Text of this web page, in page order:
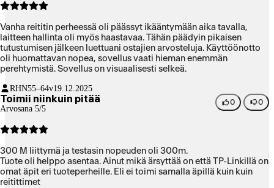
Vanha reititin perheessä oli päässyt ikääntymään aika tavalla,
laitteen hallinta oli myös haastavaa. Tähän päädyin pikaisen
tutustumisen jälkeen luettuani ostajien arvosteluja. Käyttöönotto
oli huomattavan nopea, sovellus vaati hieman enemmän
perehtymistä. Sovellus on visuaalisesti selkeä.
RHN55–64v19.12.2025
Toimii niinkuin pitää
Arvosana 5/5
0 0
300 M liittymä ja testasin nopeuden oli 300m.
Tuote oli helppo asentaa. Ainut mikä ärsyttää on että TP-Linkillä on
omat äpit eri tuoteperheille. Eli ei toimi samalla äpillä kuin kuin
reitittimet